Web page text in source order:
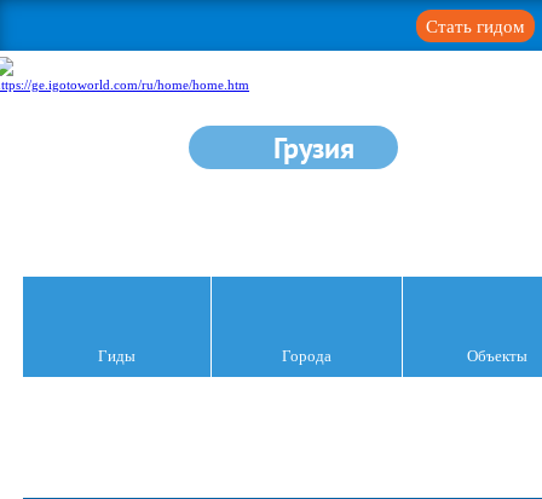
Стать гидом
Грузия
Гиды Города Объекты